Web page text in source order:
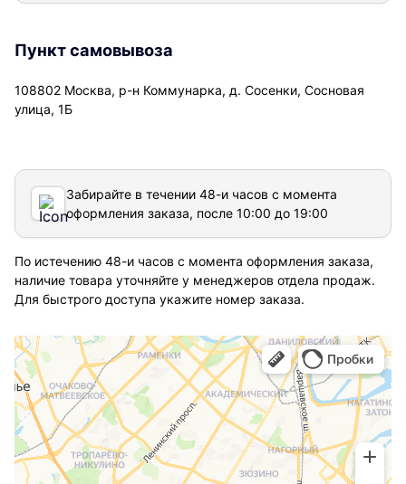
Пункт самовывоза
108802 Москва, р-н Коммунарка, д. Сосенки, Сосновая
улица, 1Б
Забирайте в течении 48-и часов с момента
оформления заказа, после 10:00 до 19:00
По истечению 48-и часов с момента оформления заказа,
наличие товара уточняйте у менеджеров отдела продаж.
Для быстрого доступа укажите номер заказа.